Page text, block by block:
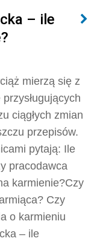
– ile
mierzą się z
ciągłych zmian
przepisów.
pytają: Ile
pracodawca
karmienie?Czy
Czy
o karmieniu
– ile